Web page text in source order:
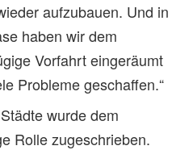
aufzubauen. Und in
haben wir dem
Vorfahrt eingeräumt
Probleme geschaffen.“
wurde dem
Rolle zugeschrieben.